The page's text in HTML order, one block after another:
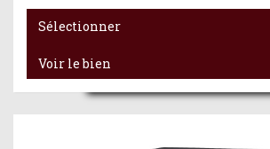
Sélectionner
Voir le bien